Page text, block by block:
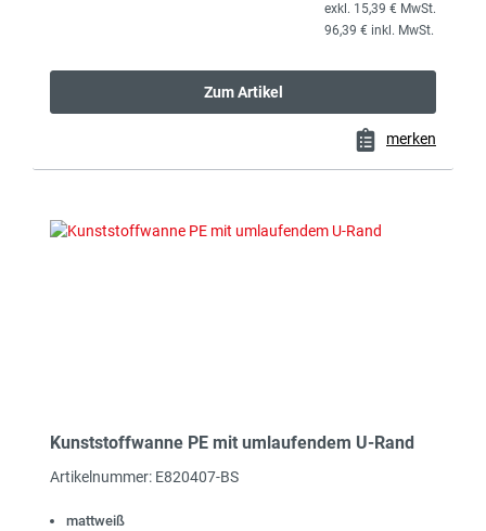
exkl. 15,39 € MwSt.
96,39 € inkl. MwSt.
Zum Artikel
merken
Kunststoffwanne PE mit umlaufendem U-Rand
Artikelnummer: E820407-BS
mattweiß